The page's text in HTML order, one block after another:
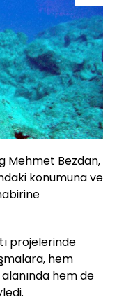
Mehmet Bezdan,
konumuna ve
projelerinde
hem
hem de